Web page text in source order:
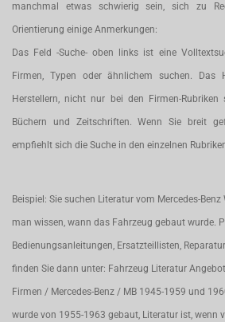
manchmal etwas schwierig sein, sich zu
Orientierung einige Anmerkungen:
Das Feld -Suche- oben links ist eine
Firmen, Typen oder ähnlichem suchen. Das
Herstellern, nicht nur bei den Firmen-
Büchern und Zeitschriften. Wenn Sie breit
empfiehlt sich die Suche in den einzelnen
Beispiel: Sie suchen Literatur vom Mercedes-
man wissen, wann das Fahrzeug gebaut wurde.
Bedienungsanleitungen, Ersatzteillisten,
finden Sie dann unter: Fahrzeug Literatur
Firmen / Mercedes-Benz / MB 1945-1959 und
wurde von 1955-1963 gebaut, Literatur ist, wenn